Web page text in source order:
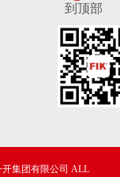
到顶部
开集团有限公司 ALL